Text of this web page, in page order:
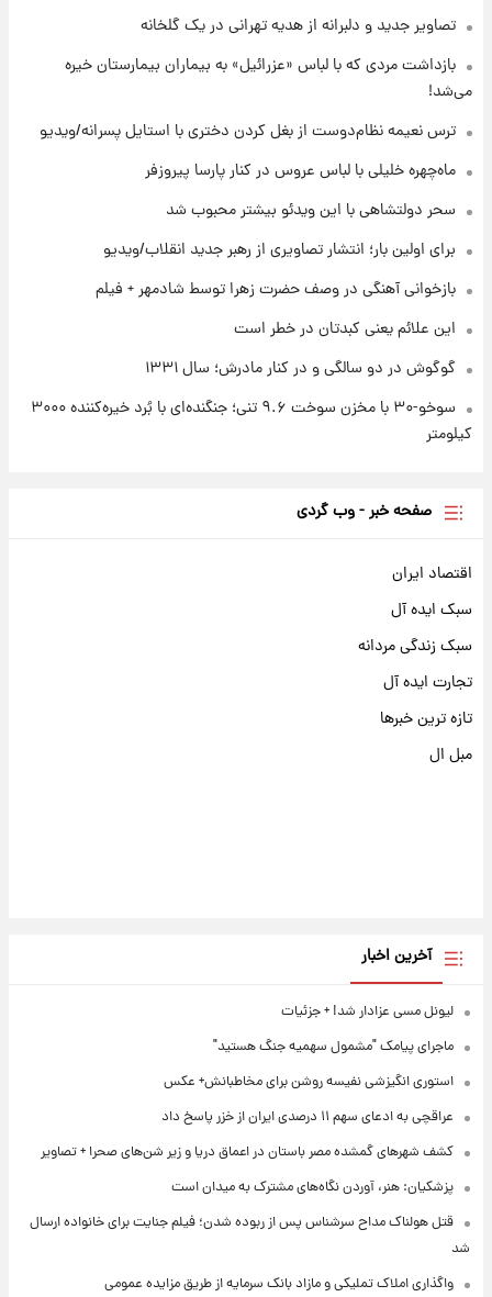
۱۷ مرداد ۱۴۰۵
شنبه ۱۷ مرداد ۱۴۰۵
۲۳ ساعت پیش
بازیکن به درد نخور استقلال با مقصد اروپا این
تصاویر جدید و دلبرانه از هدیه تهرانی در یک گلخانه
بازداشت مردی که با لباس «عزرائیل» به بیماران بیمارستان خیره
می‌شد!
ترس نعیمه نظام‌دوست از بغل کردن دختری با استایل پسرانه/ویدیو
ماه‌چهره خلیلی با لباس عروس در کنار پارسا پیروزفر
سحر دولتشاهی با این ویدئو بیشتر محبوب شد
برای اولین بار؛ انتشار تصاویری از رهبر جدید انقلاب/ویدیو
بازخوانی آهنگی در وصف حضرت زهرا توسط شادمهر + فیلم
این علائم یعنی کبدتان در خطر است
گوگوش در دو سالگی و در کنار مادرش؛ سال ۱۳۳۱
سوخو-۳۰ با مخزن سوخت ۹.۶ تنی؛ جنگنده‌ای با بُرد خیره‌کننده ۳۰۰۰
کیلومتر
صفحه خبر - وب گردی
اقتصاد ایران
سبک ایده آل
سبک زندگی مردانه
تجارت ایده آل
تازه ترین خبرها
مبل ال
آخرین اخبار
لیونل مسی عزادار شد! + جزئیات
ماجرای پیامک "مشمول سهمیه جنگ هستید"
استوری انگیزشی نفیسه روشن برای مخاطبانش+ عکس
عراقچی به ادعای سهم ۱۱ درصدی ایران از خزر پاسخ داد
کشف شهرهای گمشده مصر باستان در اعماق دریا و زیر شن‌های صحرا + تصاویر
پزشکیان: هنر، آوردن نگاه‌های مشترک به میدان است
قتل هولناک مداح سرشناس پس از ربوده شدن؛ فیلم جنایت برای خانواده ارسال
شد
واگذاری املاک تملیکی و مازاد بانک سرمایه از طریق مزایده عمومی